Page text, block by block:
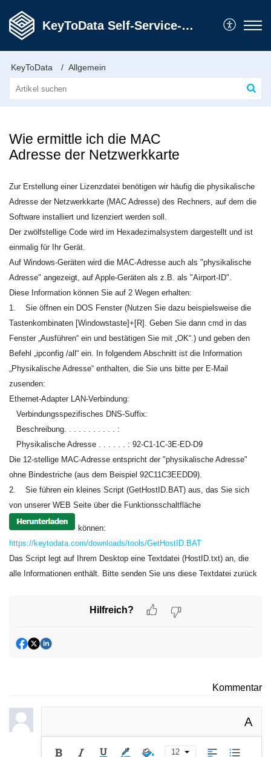
KeyToData Self-Service-Portal
KeyToData Allgemein
Wie ermittle ich die MAC
Adresse der Netzwerkkarte
Zur Erstellung einer Lizenzdatei benötigen wir häufig die physikalische
Adresse der Netzwerkkarte (MAC Adresse) des Rechners, auf dem die
Software installiert und lizenziert werden soll.
Der zwölfstellige Code wird im Hexadezimalsystem dargestellt und ist
einmalig für Ihr Gerät.
Auf Windows-Geräten wird die MAC-Adresse auch als "physikalische
Adresse" angezeigt, auf Apple-Geräten als z.B. als "Airport-ID".
Diese Information können Sie auf 2 Wegen erhalten:
1. Sie öffnen ein DOS Fenster (Nutzen Sie dazu beispielsweise die
Tastenkombinaten [Windowstaste]+[R]. Geben Sie dann cmd in das
Fenster „Ausführen“ ein und bestätigen Sie mit „OK“.) und geben den
Befehl „ipconfig /all“ ein. In folgendem Abschnitt ist die Information
„Physikalische Adresse“ enthalten, die Sie uns bitte per E-Mail
zusenden:
Ethernet-Adapter LAN-Verbindung:
Verbindungsspezifisches DNS-Suffix:
Beschreibung. . . . . . . . . . . :
Physikalische Adresse . . . . . . : 92-C1-1C-3E-ED-D9
Die 12-stellige MAC-Adresse entspricht der "physikalische Adresse"
ohne Bindestriche (aus dem Beispiel 92C11C3EEDD9).
2. Sie führen ein kleines Script (GetHostID.BAT) aus, das Sie sich
von unserer WEB Seite über die Funktionsschaltfläche
können:
https://keytodata.com/downloads/tools/GetHostID.BAT
Das Script legt auf Ihrem Desktop eine Textdatei (HostID.txt) an, die
alle Informationen enthält. Bitte senden Sie uns diese Textdatei zurück
Hilfreich?
Kommentar
A
12